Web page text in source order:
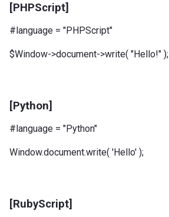
[PHPScript]
#language = "PHPScript"
$Window->document->write( "Hello!" );
[Python]
#language = "Python"
Window.document.write( 'Hello' );
[RubyScript]